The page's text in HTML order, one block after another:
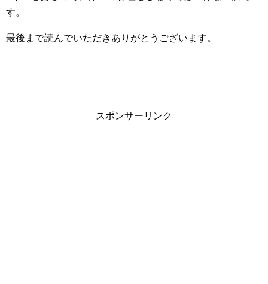
す。
最後まで読んでいただきありがとうございます。
スポンサーリンク